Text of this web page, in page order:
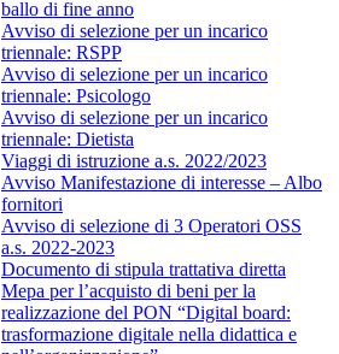
ballo di fine anno
Avviso di selezione per un incarico
triennale: RSPP
Avviso di selezione per un incarico
triennale: Psicologo
Avviso di selezione per un incarico
triennale: Dietista
Viaggi di istruzione a.s. 2022/2023
Avviso Manifestazione di interesse – Albo
fornitori
Avviso di selezione di 3 Operatori OSS
a.s. 2022-2023
Documento di stipula trattativa diretta
Mepa per l’acquisto di beni per la
realizzazione del PON “Digital board:
trasformazione digitale nella didattica e